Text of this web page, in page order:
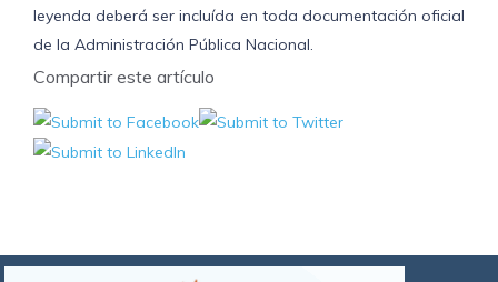
leyenda deberá ser incluída en toda documentación oficial
de la Administración Pública Nacional.
Compartir este artículo